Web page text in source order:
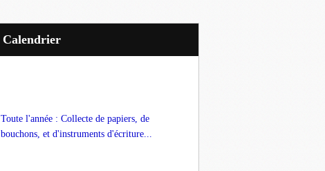
Calendrier
Toute l'année : Collecte de papiers, de
bouchons, et d'instruments d'écriture...